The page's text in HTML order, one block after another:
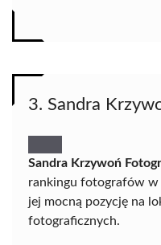
3. Sandra
Sandra Krzywoń
rankingu fotografów w
jej mocną pozycję na
fotograficznych.